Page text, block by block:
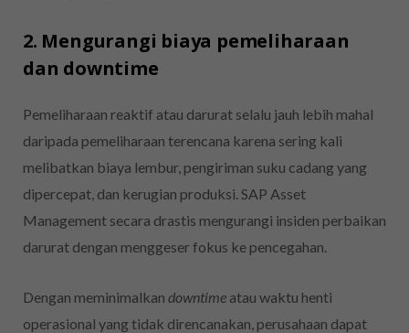
2. Mengurangi biaya pemeliharaan
dan downtime
Pemeliharaan reaktif atau darurat selalu jauh lebih mahal
daripada pemeliharaan terencana karena sering kali
melibatkan biaya lembur, pengiriman suku cadang yang
dipercepat, dan kerugian produksi. SAP Asset
Management secara drastis mengurangi insiden perbaikan
darurat dengan menggeser fokus ke pencegahan.
Dengan meminimalkan downtime atau waktu henti
operasional yang tidak direncanakan, perusahaan dapat